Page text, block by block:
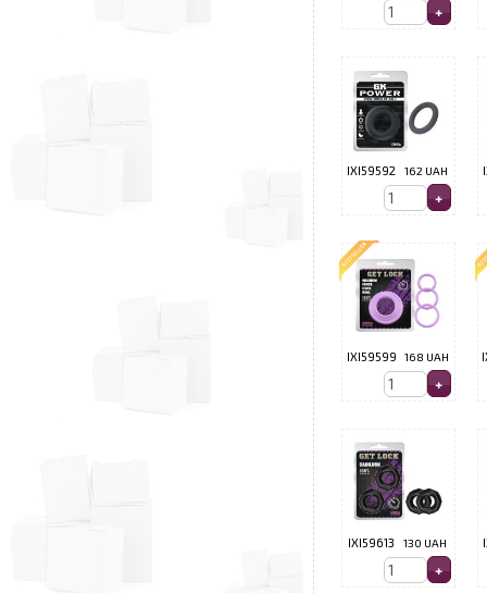
IXI59592 162 UAH
IXI59599 168 UAH
IXI59613 130 UAH